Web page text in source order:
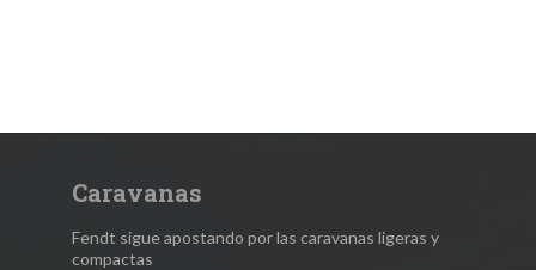
Caravanas
Fendt sigue apostando por las caravanas ligeras y
compactas